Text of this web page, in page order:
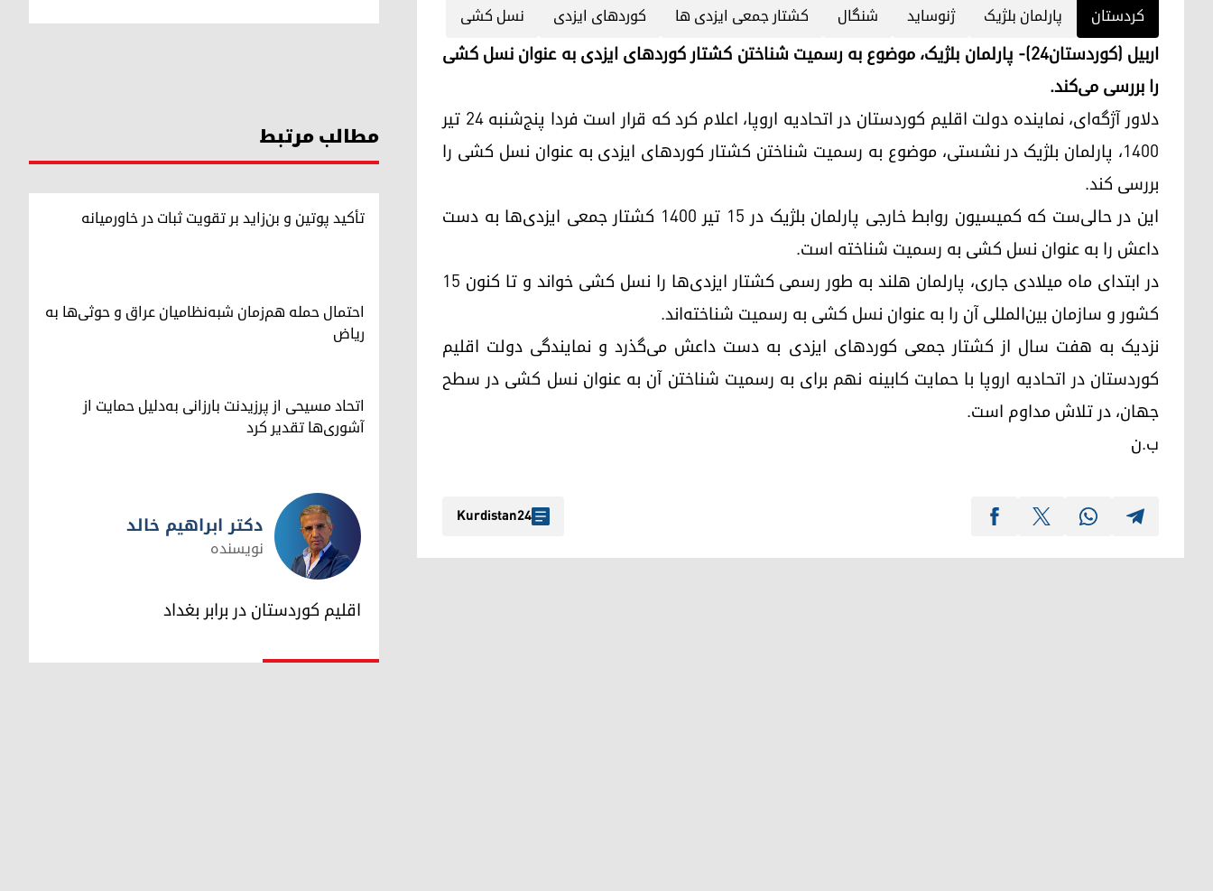
کردستان پارلمان بلژیک ژنوساید شنگال کشتار جمعی ایزدی ها کوردهای ایزدی نسل کشی
اربیل (کوردستان٢٤)- پارلمان بلژیک، موضوع به رسمیت شناختن کشتار کوردهای ایزدی به عنوان نسل کشی
را بررسی می‌کند.
دلاور آژگه‌ای، نماینده دولت اقلیم کوردستان در اتحادیه اروپا، اعلام کرد که قرار است فردا پنج‌شنبه ٢٤ تیر
١٤٠٠، پارلمان بلژیک در نشستی، موضوع به رسمیت شناختن کشتار کوردهای ایزدی به عنوان نسل کشی را
بررسی کند.
این در حالی‌ست که کمیسیون روابط خارجی پارلمان بلژیک در ١٥ تیر ١٤٠٠ کشتار جمعی ایزدی‌ها به دست
داعش را به عنوان نسل کشی به رسمیت شناخته است.
در ابتدای ماه میلادی جاری، پارلمان هلند به طور رسمی کشتار ایزدی‌ها را نسل کشی خواند و تا کنون ١٥
کشور و سازمان بین‌المللی آن را به عنوان نسل کشی به رسمیت شناخته‌اند.
نزدیک به هفت سال از کشتار جمعی کوردهای ایزدی به دست داعش می‌گذرد و نمایندگی دولت اقلیم
کوردستان در اتحادیه اروپا با حمایت کابینه نهم برای به رسمیت شناختن آن به عنوان نسل کشی در سطح
جهان، در تلاش مداوم است.
ب.ن
Kurdistan24
مطالب مرتبط
تأکید پوتین و بن‌زاید بر تقویت ثبات در خاورمیانه
احتمال حمله هم‌زمان شبه‌نظامیان عراق و حوثی‌ها به
ریاض
اتحاد مسیحی از پرزیدنت بارزانی به‌دلیل حمایت از
آشوری‌ها تقدیر کرد
دکتر ابراهیم خالد
دکتر ابراهیم خالد
نویسنده
اقلیم کوردستان در برابر بغداد